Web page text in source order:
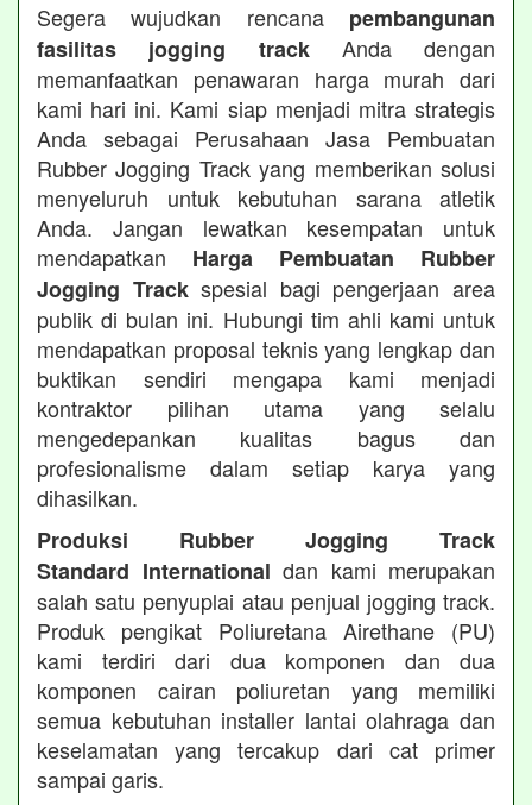
Segera wujudkan rencana pembangunan
fasilitas jogging trackAnda dengan
memanfaatkan penawaran harga murah dari
kami hari ini. Kami siap menjadi mitra strategis
Anda sebagai Perusahaan Jasa Pembuatan
Rubber Jogging Track yang memberikan solusi
menyeluruh untuk kebutuhan sarana atletik
Anda. Jangan lewatkan kesempatan untuk
mendapatkan Harga Pembuatan Rubber
Jogging Trackspesial bagi pengerjaan area
publik di bulan ini. Hubungi tim ahli kami untuk
mendapatkan proposal teknis yang lengkap dan
buktikan sendiri mengapa kami menjadi
kontraktor pilihan utama yang selalu
mengedepankan kualitas bagus dan
profesionalisme dalam setiap karya yang
dihasilkan.
Produksi Rubber Jogging Track
Standard International dan kami merupakan
salah satu penyuplai atau penjual jogging track.
Produk pengikat Poliuretana Airethane (PU)
kami terdiri dari dua komponen dan dua
komponen cairan poliuretan yang memiliki
semua kebutuhan installer lantai olahraga dan
keselamatan yang tercakup dari cat primer
sampai garis.